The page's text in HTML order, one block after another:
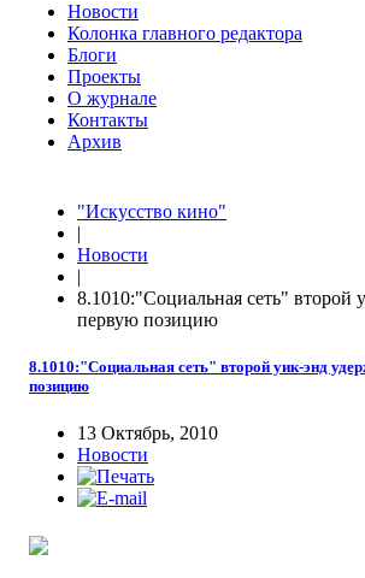
Новости
Колонка главного редактора
Блоги
Проекты
О журнале
Контакты
Архив
"Искусство кино"
|
Новости
|
8.1010:"Социальная сеть" второй
первую позицию
8.1010:"Социальная сеть" второй уик-энд
позицию
13 Октябрь, 2010
Новости